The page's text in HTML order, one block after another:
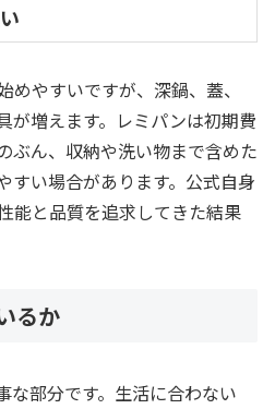
やすいですが、深鍋、蓋、
が増えます。レミパンは初期費
ぶん、収納や洗い物まで含めた
すい場合があります。公式自身
能と品質を追求してきた結果
るか
な部分です。生活に合わない